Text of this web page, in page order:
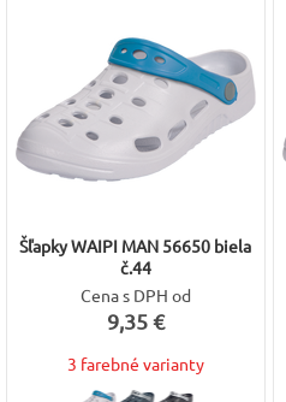
Šľapky WAIPI MAN 56650 biela
č.44
Cena s DPH od
9,35 €
3 farebné varianty